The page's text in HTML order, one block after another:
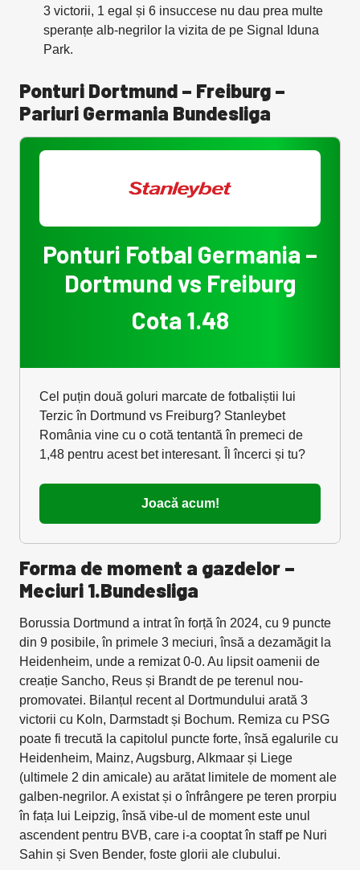
3 victorii, 1 egal și 6 insuccese nu dau prea multe
speranțe alb-negrilor la vizita de pe Signal Iduna
Park.
Ponturi Dortmund – Freiburg –
Pariuri Germania Bundesliga
Ponturi Fotbal Germania –
Dortmund vs Freiburg
Cota 1.48
Cel puțin două goluri marcate de fotbaliștii lui
Terzic în Dortmund vs Freiburg? Stanleybet
România vine cu o cotă tentantă în premeci de
1,48 pentru acest bet interesant. Îl încerci și tu?
Joacă acum!
Forma de moment a gazdelor –
Meciuri 1.Bundesliga
Borussia Dortmund a intrat în forță în 2024, cu 9 puncte
din 9 posibile, în primele 3 meciuri, însă a dezamăgit la
Heidenheim, unde a remizat 0-0. Au lipsit oamenii de
creație Sancho, Reus și Brandt de pe terenul nou-
promovatei. Bilanțul recent al Dortmundului arată 3
victorii cu Koln, Darmstadt și Bochum. Remiza cu PSG
poate fi trecută la capitolul puncte forte, însă egalurile cu
Heidenheim, Mainz, Augsburg, Alkmaar și Liege
(ultimele 2 din amicale) au arătat limitele de moment ale
galben-negrilor. A existat și o înfrângere pe teren prorpiu
în fața lui Leipzig, însă vibe-ul de moment este unul
ascendent pentru BVB, care i-a cooptat în staff pe Nuri
Sahin și Sven Bender, foste glorii ale clubului.